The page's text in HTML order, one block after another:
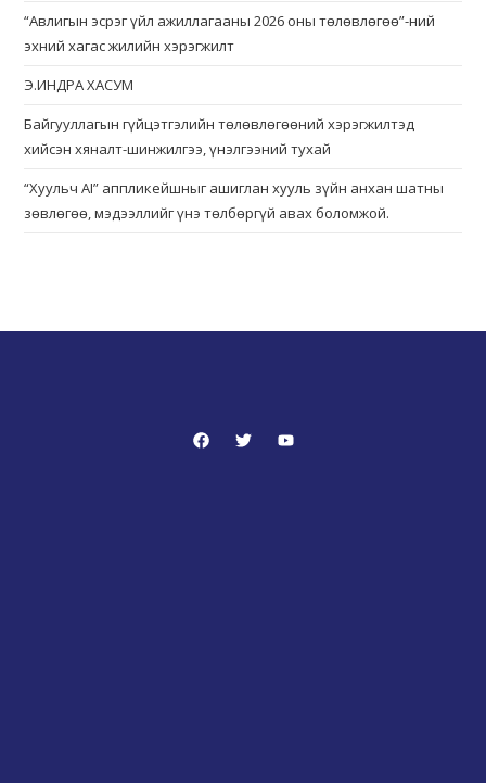
“Авлигын эсрэг үйл ажиллагааны 2026 оны төлөвлөгөө”-ний
эхний хагас жилийн хэрэгжилт
Э.ИНДРА ХАСУМ
Байгууллагын гүйцэтгэлийн төлөвлөгөөний хэрэгжилтэд
хийсэн хяналт-шинжилгээ, үнэлгээний тухай
“Хуульч АІ” аппликейшныг ашиглан хууль зүйн анхан шатны
зөвлөгөө, мэдээллийг үнэ төлбөргүй авах боломжой.